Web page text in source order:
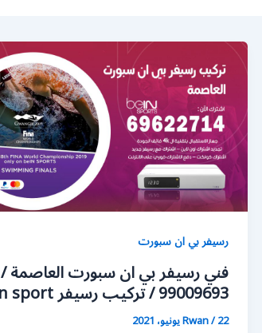
رسيفر بي ان سبورت
فني رسيفر بي ان سبورت العاصمة /
99009693 / تركيب رسيفر bein sport
Rwan/22 يونيو، 2021